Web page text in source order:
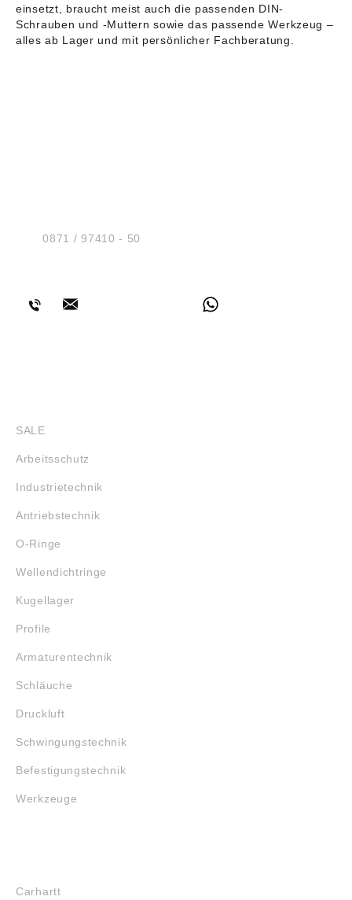
einsetzt, braucht meist auch die passenden DIN-
Schrauben und -Muttern sowie das passendeWerkzeug –
alles ab Lager und mit persönlicher Fachberatung.
Tel.:0871 / 97410 - 50
SALE
Arbeitsschutz
Industrietechnik
Antriebstechnik
O-Ringe
Wellendichtringe
Kugellager
Profile
Armaturentechnik
Schläuche
Druckluft
Schwingungstechnik
Befestigungstechnik
Werkzeuge
Carhartt